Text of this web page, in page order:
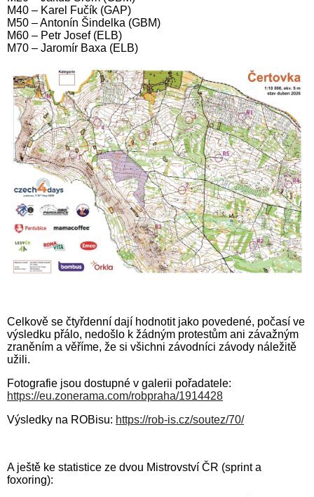
M40 – Karel Fučík (GAP)
M50 – Antonín Šindelka (GBM)
M60 – Petr Josef (ELB)
M70 – Jaromír Baxa (ELB)
Celkově se čtyřdenní dají hodnotit jako povedené, počasí ve
výsledku přálo, nedošlo k žádným protestům ani závažným
zraněním a věříme, že si všichni závodníci závody náležitě
užili.
Fotografie jsou dostupné v galerii pořadatele:
https://eu.zonerama.com/robpraha/1914428
Výsledky na ROBisu: https://rob-is.cz/soutez/70/
A ještě ke statistice ze dvou Mistrovství ČR (sprint a
foxoring):